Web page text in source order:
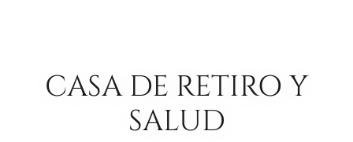
CASA DE RETIRO Y
SALUD